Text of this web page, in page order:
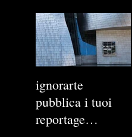
ignorarte
pubblica i tuoi
reportage